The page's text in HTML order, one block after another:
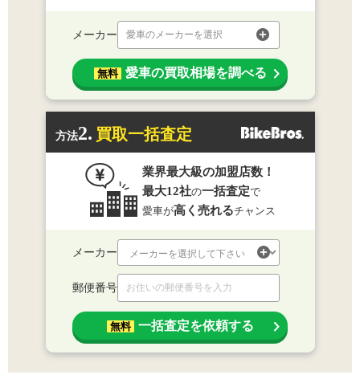
メーカー 愛車のメーカーを選択
無料 愛車の買取相場を調べる
方法2. 買取一括査定
業界最大級の加盟店数！
最大12社の一括査定で
愛車が高く売れるチャンス
メーカー
郵便番号
無料 一括査定を依頼する